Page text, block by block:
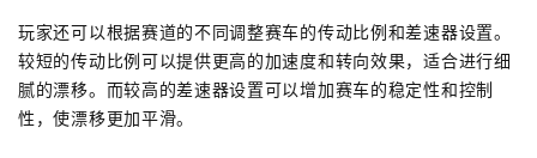
玩家还可以根据赛道的不同调整赛车的传动比例和差速器设置。
较短的传动比例可以提供更高的加速度和转向效果，适合进行细
腻的漂移。而较高的差速器设置可以增加赛车的稳定性和控制
性，使漂移更加平滑。